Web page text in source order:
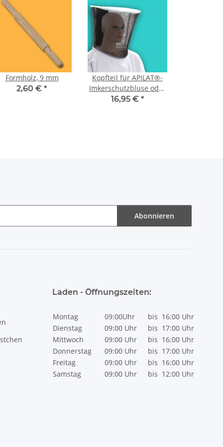
Formholz, 9 mm
2,60 € *
Kopfteil für APILAT®-
Imkerschutzbluse oder
-anzug
16,95 € *
Abonnieren
Laden - Öffnungszeiten:
Montag 09:00Uhr bis 16:00 Uhr
Dienstag
09:00 Uhr bis 17:00 Uhr
Mittwoch
09:00 Uhr bis 16:00 Uhr
Donnerstag
09:00 Uhr bis 17:00 Uhr
Freitag
09:00 Uhr bis 16:00 Uhr
Samstag
09:00 Uhr bis 12:00 Uhr